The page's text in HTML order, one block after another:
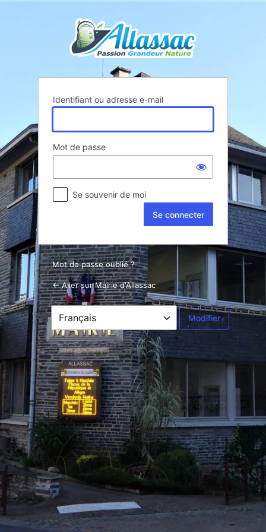
connecter
Identifiant ou adresse e-mail
Mot de passe
Se souvenir de moi
Mot de passe oublié ?
← Aller sur Mairie d'Allassac
Langue